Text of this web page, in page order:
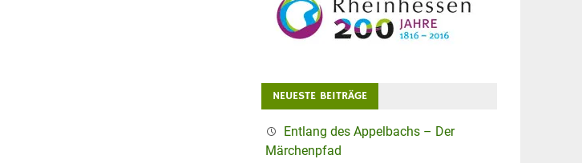
NEUESTE BEITRÄGE
Entlang des Appelbachs – Der
Märchenpfad